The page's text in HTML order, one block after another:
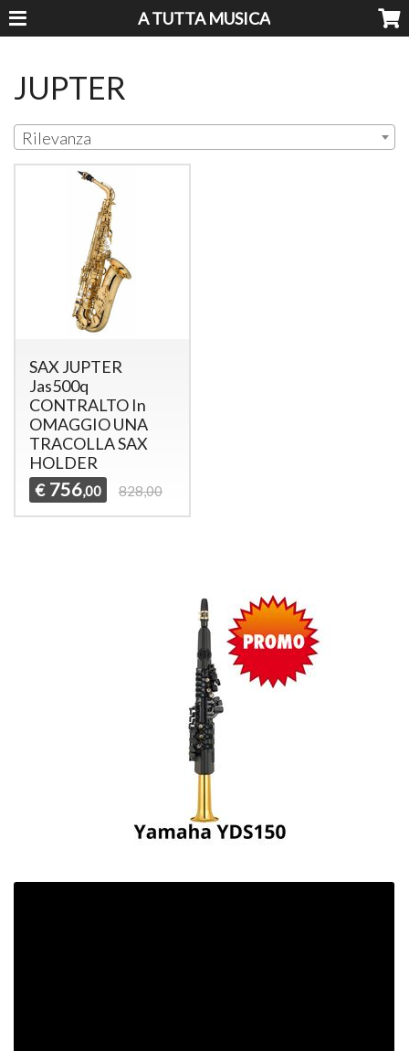
A TUTTA MUSICA
JUPTER
Rilevanza
SAX JUPTER
Jas500q
CONTRALTO In
OMAGGIO UNA
TRACOLLA SAX
HOLDER
€ 756,00 828,00